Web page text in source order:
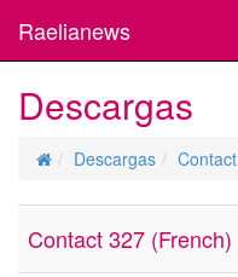
Raelianews
Descargas
Descargas Contact
Contact 327 (French)